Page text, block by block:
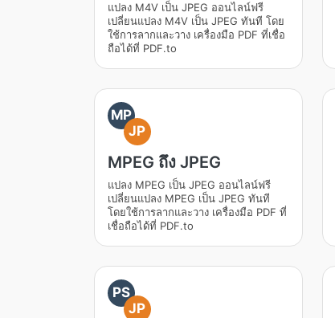
แปลง M4V เป็น JPEG ออนไลน์ฟรี
เปลี่ยนแปลง M4V เป็น JPEG ทันที โดย
ใช้การลากและวาง เครื่องมือ PDF ที่เชื่อ
ถือได้ที่ PDF.to
MP
JP
MPEG ถึง JPEG
แปลง MPEG เป็น JPEG ออนไลน์ฟรี
เปลี่ยนแปลง MPEG เป็น JPEG ทันที
โดยใช้การลากและวาง เครื่องมือ PDF ที่
เชื่อถือได้ที่ PDF.to
PS
JP